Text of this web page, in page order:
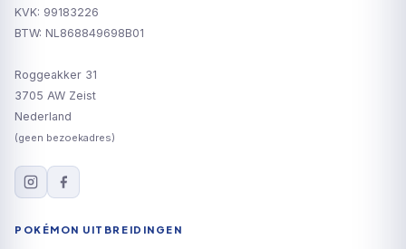
KVK: 99183226
BTW: NL868849698B01
Roggeakker 31
3705 AW Zeist
Nederland
(geen bezoekadres)
POKÉMON UITBREIDINGEN